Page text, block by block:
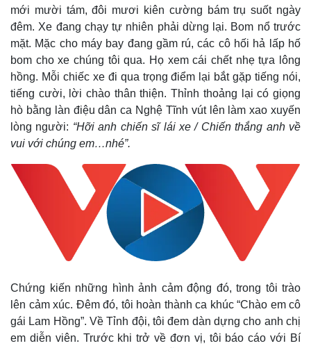
mới mười tám, đôi mươi kiên cường bám trụ suốt ngày
đêm. Xe đang chạy tự nhiên phải dừng lại. Bom nổ trước
mặt. Mặc cho máy bay đang gầm rú, các cô hối hả lấp hố
bom cho xe chúng tôi qua. Họ xem cái chết nhẹ tựa lông
hồng. Mỗi chiếc xe đi qua trọng điểm lại bắt gặp tiếng nói,
tiếng cười, lời chào thân thiện. Thỉnh thoảng lại có giọng
hò bằng làn điệu dân ca Nghệ Tĩnh vút lên làm xao xuyến
lòng người: “Hỡi anh chiến sĩ lái xe / Chiến thắng anh về
vui với chúng em…nhé”.
Chứng kiến những hình ảnh cảm động đó, trong tôi trào
lên cảm xúc. Đêm đó, tôi hoàn thành ca khúc “Chào em cô
gái Lam Hồng”. Về Tỉnh đội, tôi đem dàn dựng cho anh chị
em diễn viên. Trước khi trở về đơn vị, tôi báo cáo với Bí